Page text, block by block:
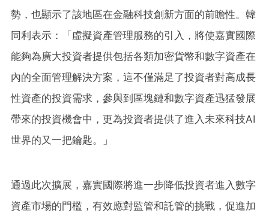
勢，也顯示了該地區在金融科技創新方面的前瞻性。韓
同利表示：
「虛擬資產管理服務的引入，將使嘉實國際
能夠為廣大投資者提供包括各類加密貨幣和數字資產在
內的全面管理解決方案，這不僅滿足了投資者對高成長
性資產的投資需求，參與到區塊鏈和數字資產迅猛發展
帶來的投資機會中，更為投資者提供了進入未來科技AI
世界的又一把鑰匙。
」
通過此次擴展，嘉實國際將進一步降低投資者進入數字
資產市場的門檻，有效應對監管和託管的挑戰，促進加